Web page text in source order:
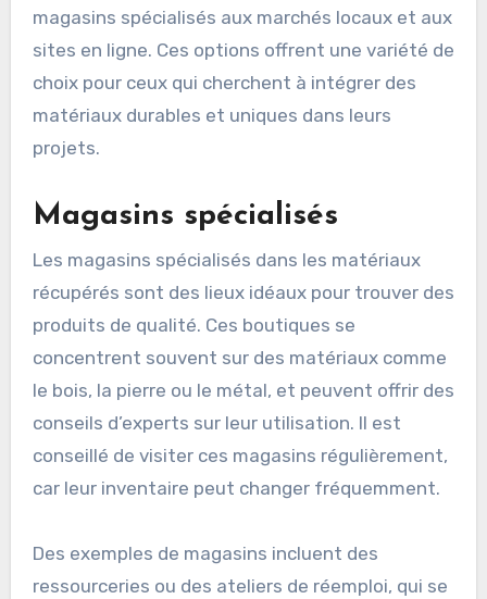
magasins spécialisés aux marchés locaux et aux
sites en ligne. Ces options offrent une variété de
choix pour ceux qui cherchent à intégrer des
matériaux durables et uniques dans leurs
projets.
Magasins spécialisés
Les magasins spécialisés dans les matériaux
récupérés sont des lieux idéaux pour trouver des
produits de qualité. Ces boutiques se
concentrent souvent sur des matériaux comme
le bois, la pierre ou le métal, et peuvent offrir des
conseils d’experts sur leur utilisation. Il est
conseillé de visiter ces magasins régulièrement,
car leur inventaire peut changer fréquemment.
Des exemples de magasins incluent des
ressourceries ou des ateliers de réemploi, qui se